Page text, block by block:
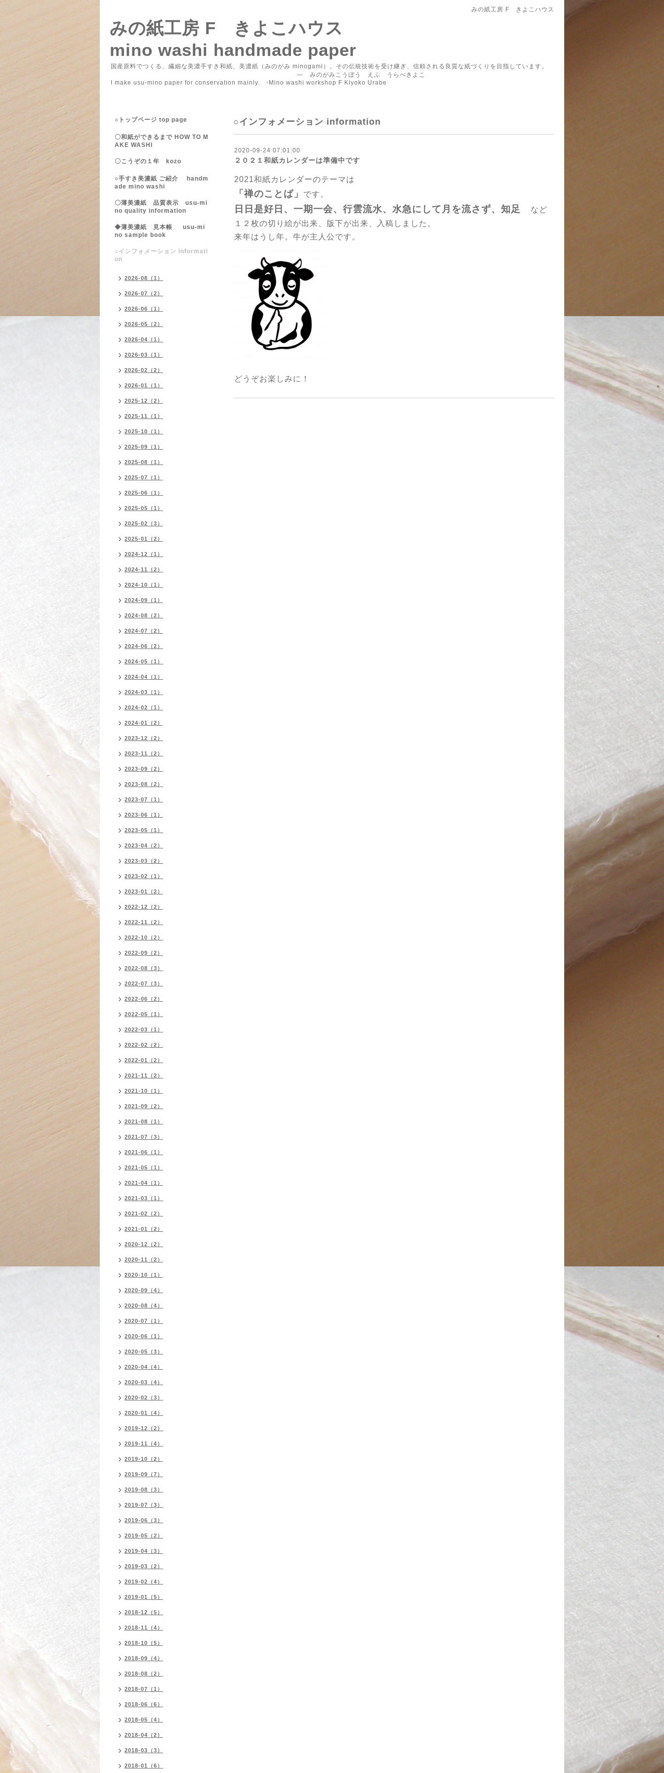
みの紙工房 F きよこハウス
みの紙工房 F きよこハウス
mino washi handmade paper
国産原料でつくる、繊細な美濃手すき和紙、美濃紙（みのがみ minogami）。その伝統技術を受け継ぎ、信頼される良質な紙づくりを目指しています。
― みのがみこうぼう えふ うらべきよこ
I make usu-mino paper for conservation mainly. -Mino washi workshop F Kiyoko Urabe
○インフォメーション information
2020-09-24 07:01:00
２０２１和紙カレンダーは準備中です
2021和紙カレンダーのテーマは
「禅のことば」 です。
日日是好日、一期一会、行雲流水、水急にして月を流さず、知足
など
１２枚の切り絵が出来、版下が出来、入稿しました。
来年はうし年。牛が主人公です。
どうぞお楽しみに！
○トップページ top page
〇和紙ができるまで HOW TO M
AKE WASHI
〇こうぞの１年 kozo
○手すき美濃紙 ご紹介 handm
ade mino washi
〇薄美濃紙 品質表示 usu-mi
no quality information
◆薄美濃紙 見本帳 usu-mi
no sample book
○インフォメーション informati
on
2026-08（1）
2026-07（2）
2026-06（1）
2026-05（2）
2026-04（1）
2026-03（1）
2026-02（2）
2026-01（1）
2025-12（2）
2025-11（1）
2025-10（1）
2025-09（1）
2025-08（1）
2025-07（1）
2025-06（1）
2025-05（1）
2025-02（3）
2025-01（2）
2024-12（1）
2024-11（2）
2024-10（1）
2024-09（1）
2024-08（2）
2024-07（2）
2024-06（2）
2024-05（1）
2024-04（1）
2024-03（1）
2024-02（1）
2024-01（2）
2023-12（2）
2023-11（2）
2023-09（2）
2023-08（2）
2023-07（1）
2023-06（1）
2023-05（1）
2023-04（2）
2023-03（2）
2023-02（1）
2023-01（2）
2022-12（2）
2022-11（2）
2022-10（2）
2022-09（2）
2022-08（3）
2022-07（3）
2022-06（2）
2022-05（1）
2022-03（1）
2022-02（2）
2022-01（2）
2021-11（2）
2021-10（1）
2021-09（2）
2021-08（1）
2021-07（3）
2021-06（1）
2021-05（1）
2021-04（1）
2021-03（1）
2021-02（2）
2021-01（2）
2020-12（2）
2020-11（2）
2020-10（1）
2020-09（4）
2020-08（4）
2020-07（1）
2020-06（1）
2020-05（3）
2020-04（4）
2020-03（4）
2020-02（3）
2020-01（4）
2019-12（2）
2019-11（4）
2019-10（2）
2019-09（7）
2019-08（3）
2019-07（3）
2019-06（3）
2019-05（2）
2019-04（3）
2019-03（2）
2019-02（4）
2019-01（5）
2018-12（5）
2018-11（4）
2018-10（5）
2018-09（4）
2018-08（2）
2018-07（1）
2018-06（6）
2018-05（4）
2018-04（2）
2018-03（3）
2018-01（6）